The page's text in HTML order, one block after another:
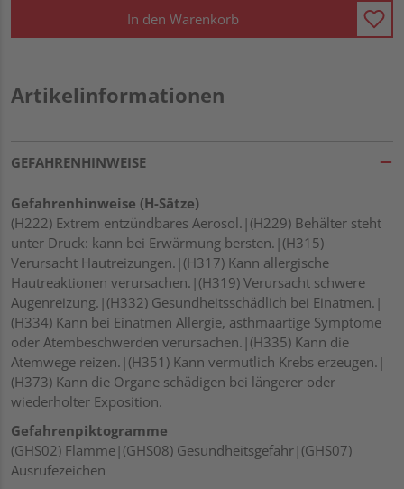
In den Warenkorb
Artikelinformationen
GEFAHRENHINWEISE
Gefahrenhinweise (H-Sätze)
(H222) Extrem entzündbares Aerosol.|(H229) Behälter steht
unter Druck: kann bei Erwärmung bersten.|(H315)
Verursacht Hautreizungen.|(H317) Kann allergische
Hautreaktionen verursachen.|(H319) Verursacht schwere
Augenreizung.|(H332) Gesundheitsschädlich bei Einatmen.|
(H334) Kann bei Einatmen Allergie, asthmaartige Symptome
oder Atembeschwerden verursachen.|(H335) Kann die
Atemwege reizen.|(H351) Kann vermutlich Krebs erzeugen.|
(H373) Kann die Organe schädigen bei längerer oder
wiederholter Exposition.
Gefahrenpiktogramme
(GHS02) Flamme|(GHS08) Gesundheitsgefahr|(GHS07)
Ausrufezeichen